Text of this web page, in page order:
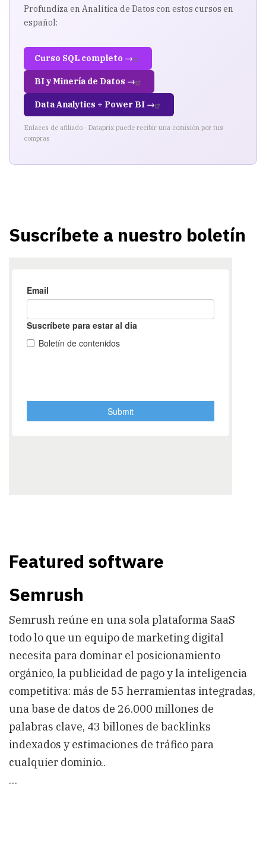
Profundiza en Analítica de Datos con estos cursos en
español:
Curso SQL completo →
BI y Minería de Datos →
Data Analytics + Power BI →
Enlaces de afiliado · Dataprix puede recibir una comisión por tus
compras
Suscríbete a nuestro boletín
Featured software
Semrush
Semrush reúne en una sola plataforma SaaS
todo lo que un equipo de marketing digital
necesita para dominar el posicionamiento
orgánico, la publicidad de pago y la inteligencia
competitiva: más de 55 herramientas integradas,
una base de datos de 26.000 millones de
palabras clave, 43 billones de backlinks
indexados y estimaciones de tráfico para
cualquier dominio..
…